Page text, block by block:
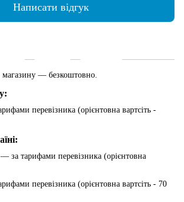
Написати відгук
— безкоштовно.
перевізника (орієнтовна вартсіть -
тарифами перевізника (орієнтовна
перевізника (орієнтовна вартсіть - 70